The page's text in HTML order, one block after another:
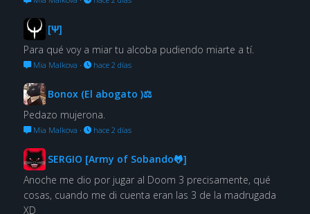
[Ψ]
Para qué voy a miar tu alcoba pudiendo miarte a tí.
Mia Malkova · hace 2 días
Bonox (El abogato )⚖
Pedazo mujerona.
Mia Malkova · hace 2 días
SERGIO [Army of Sobando🐸]
Anoche me dio por jugar al Doom 3 precisamente, qué
cosas, cuando me di cuenta eran las 3 de la madrugada
XD